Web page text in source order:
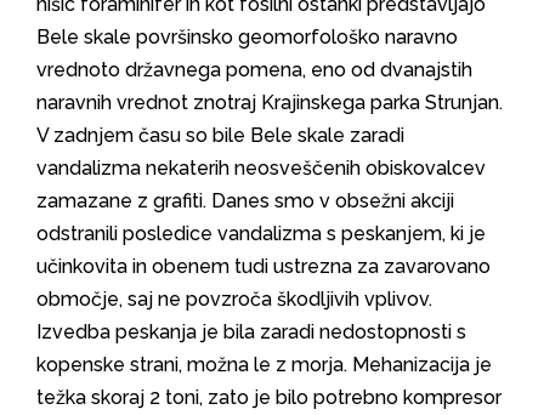
Bele skale površinsko geomorfološko naravno
vrednoto državnega pomena, eno od dvanajstih
naravnih vrednot znotraj Krajinskega parka Strunjan.
V zadnjem času so bile Bele skale zaradi
vandalizma nekaterih neosveščenih obiskovalcev
zamazane z grafiti. Danes smo v obsežni akciji
odstranili posledice vandalizma s peskanjem, ki je
učinkovita in obenem tudi ustrezna za zavarovano
območje, saj ne povzroča škodljivih vplivov.
Izvedba peskanja je bila zaradi nedostopnosti s
kopenske strani, možna le z morja. Mehanizacija je
težka skoraj 2 toni, zato je bilo potrebno kompresor